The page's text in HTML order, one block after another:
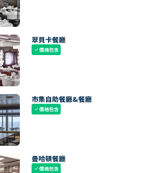
翠貝卡餐廳
check價格包含
市集自助餐廳&餐廳
check價格包含
曼哈頓餐廳
check價格包含